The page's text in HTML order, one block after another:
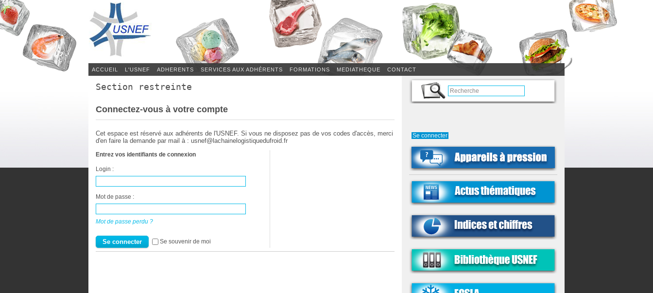
ACCUEIL L'USNEF ADHERENTS SERVICES AUX ADHÉRENTS FORMATIONS MEDIATHEQUE CONTACT
Section restreinte
Connectez-vous à votre compte
Cet espace est réservé aux adhérents de l'USNEF. Si vous ne disposez pas de vos codes d'accès, merci
d'en faire la demande par mail à : usnef@lachainelogistiquedufroid.fr
Entrez vos identifiants de connexion
Login :
Mot de passe :
Mot de passe perdu ?
Se souvenir de moi
Se connecter